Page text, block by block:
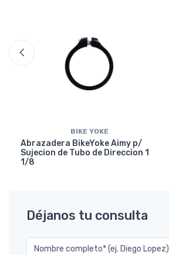
BIKE YOKE
Abrazadera BikeYoke Aimy p/
Sujecion de Tubo de Direccion 1
1/8
Déjanos tu consulta
Nombre completo* (ej. Diego Lopez)